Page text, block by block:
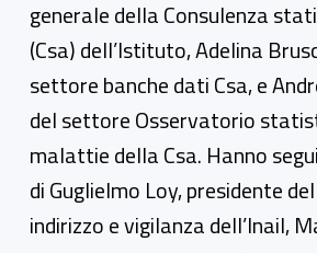
generale della Consulenza
(Csa) dell’Istituto, Adelina
settore banche dati Csa, e
del settore Osservatorio
malattie della Csa. Hanno
di Guglielmo Loy, presidente
indirizzo e vigilanza dell’Inail,